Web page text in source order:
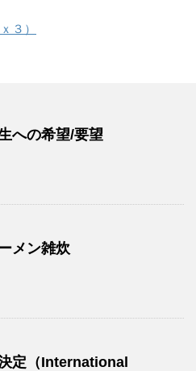
３）
への希望/要望
メン雑炊
定（International